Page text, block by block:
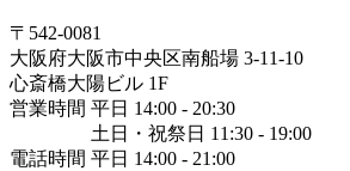
〒 542-0081
大阪府大阪市中央区南船場 3-11-10
心斎橋大陽ビル 1F
営業時間 平日 14:00 - 20:30
土日・祝祭日 11:30 - 19:00
電話時間 平日 14:00 - 21:00